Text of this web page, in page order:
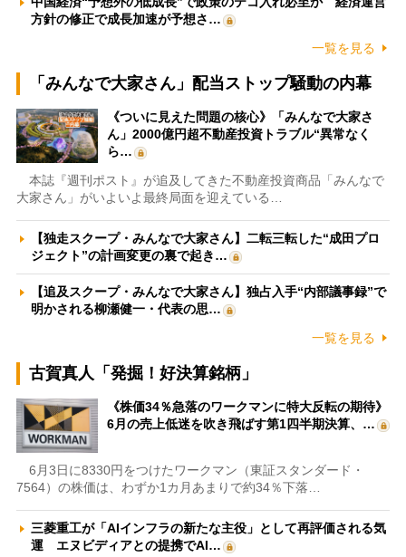
方針の修正で成長加速が予想さ…
一覧を見る
「みんなで大家さん」配当ストップ騒動の内幕
《ついに見えた問題の核心》「みんなで大家さ
ん」2000億円超不動産投資トラブル“異常なく
ら…
本誌『週刊ポスト』が追及してきた不動産投資商品「みんなで
大家さん」がいよいよ最終局面を迎えている…
【独走スクープ・みんなで大家さん】二転三転した“成田プロ
ジェクト”の計画変更の裏で起き…
【追及スクープ・みんなで大家さん】独占入手“内部議事録”で
明かされる柳瀬健一・代表の思…
一覧を見る
古賀真人「発掘！好決算銘柄」
《株価34％急落のワークマンに特大反転の期待》
6月の売上低迷を吹き飛ばす第1四半期決算、…
6月3日に8330円をつけたワークマン（東証スタンダード・
7564）の株価は、わずか1カ月あまりで約34％下落…
三菱重工が「AIインフラの新たな主役」として再評価される気
運 エヌビディアとの提携でAI…